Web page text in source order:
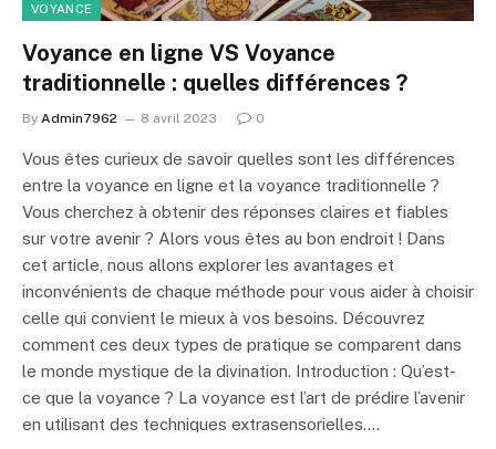
VOYANCE
Voyance en ligne VS Voyance
traditionnelle : quelles différences ?
By Admin7962 8 avril 2023 0
Vous êtes curieux de savoir quelles sont les différences
entre la voyance en ligne et la voyance traditionnelle ?
Vous cherchez à obtenir des réponses claires et fiables
sur votre avenir ? Alors vous êtes au bon endroit ! Dans
cet article, nous allons explorer les avantages et
inconvénients de chaque méthode pour vous aider à choisir
celle qui convient le mieux à vos besoins. Découvrez
comment ces deux types de pratique se comparent dans
le monde mystique de la divination. Introduction : Qu’est-
ce que la voyance ? La voyance est l’art de prédire l’avenir
en utilisant des techniques extrasensorielles.…